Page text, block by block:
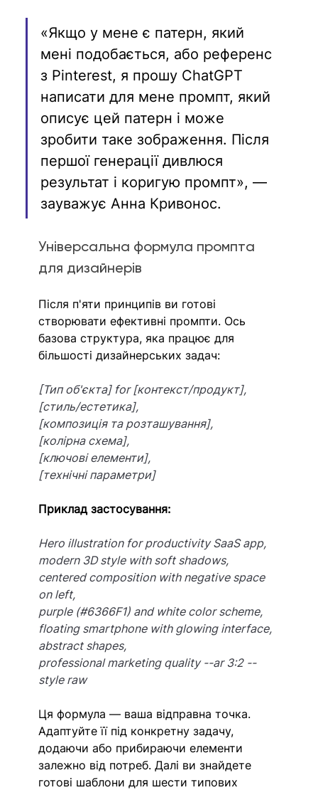
«Якщо у мене є патерн, який
мені подобається, або референс
з Pinterest, я прошу ChatGPT
написати для мене промпт, який
описує цей патерн і може
зробити таке зображення. Після
першої генерації дивлюся
результат і коригую промпт», —
зауважує Анна Кривонос.
Універсальна формула промпта
для дизайнерів
Після п'яти принципів ви готові
створювати ефективні промпти. Ось
базова структура, яка працює для
більшості дизайнерських задач:
[Тип об'єкта] for [контекст/продукт],
[стиль/естетика],
[композиція та розташування],
[колірна схема],
[ключові елементи],
[технічні параметри]
Приклад застосування:
Hero illustration for productivity SaaS app,
modern 3D style with soft shadows,
centered composition with negative space
on left,
purple (#6366F1) and white color scheme,
floating smartphone with glowing interface,
abstract shapes,
professional marketing quality --ar 3:2 --
style raw
Ця формула — ваша відправна точка.
Адаптуйте її під конкретну задачу,
додаючи або прибираючи елементи
залежно від потреб. Далі ви знайдете
готові шаблони для шести типових